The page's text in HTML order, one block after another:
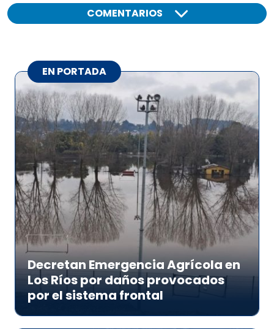
COMENTARIOS
EN PORTADA
Decretan Emergencia Agrícola en
Los Ríos por daños provocados
por el sistema frontal